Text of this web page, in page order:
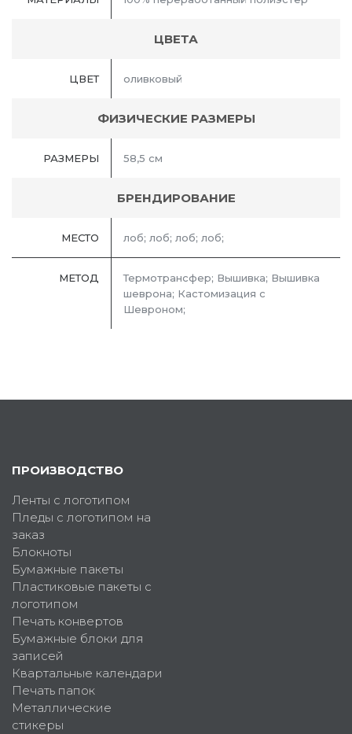
ЦВЕТА
ЦВЕТ оливковый
ФИЗИЧЕСКИЕ РАЗМЕРЫ
РАЗМЕРЫ 58,5 см
БРЕНДИРОВАНИЕ
МЕСТО лоб; лоб; лоб; лоб;
МЕТОД
Термотрансфер; Вышивка; Вышивка
шеврона; Кастомизация с
Шевроном;
ПРОИЗВОДСТВО
Ленты с логотипом
Пледы с логотипом на
заказ
Блокноты
Бумажные пакеты
Пластиковые пакеты с
логотипом
Печать конвертов
Бумажные блоки для
записей
Квартальные календари
Печать папок
Металлические
стикеры